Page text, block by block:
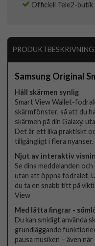
Officiell Tele2-butik
PRODUKTBESKRIVNING
Samsung Original
Håll skärmen synlig
Smart View Wallet-
skärmfönster, så att du
skärmen på din Galaxy,
Det är ett lika praktiskt
tillgängligt i flera nyanser.
Njut av interaktiv
Se dina meddelanden
utan att öppna fodralet.
du ta en snabb titt på
View
Med lätta fingrar -
Du kan smidigt använda
grundläggande
pausa musiken – även